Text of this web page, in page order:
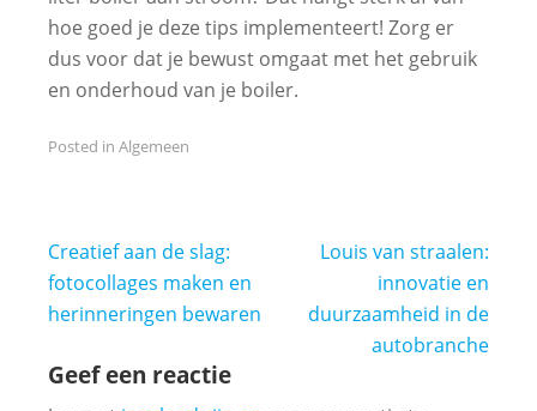
hoe goed je deze tips implementeert! Zorg er
dus voor dat je bewust omgaat met het gebruik
en onderhoud van je boiler.
Posted in Algemeen
Bericht
navigatie
Creatief aan de slag:
fotocollages maken en
herinneringen bewaren
Louis van straalen:
innovatie en
duurzaamheid in de
autobranche
Geef een reactie